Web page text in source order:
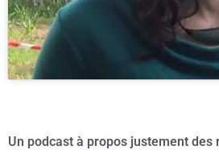
Un podcast à propos justement